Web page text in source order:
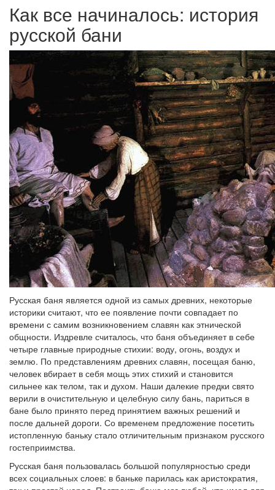
Как все начиналось: история
русской бани
Русская баня является одной из самых древних, некоторые
историки считают, что ее появление почти совпадает по
времени с самим возникновением славян как этнической
общности. Издревле считалось, что баня объединяет в себе
четыре главные природные стихии: воду, огонь, воздух и
землю. По представлениям древних славян, посещая баню,
человек вбирает в себя мощь этих стихий и становится
сильнее как телом, так и духом. Наши далекие предки свято
верили в очистительную и целебную силу бань, париться в
бане было принято перед принятием важных решений и
после дальней дороги. Со временем предложение посетить
истопленную баньку стало отличительным признаком русского
гостеприимства.
Русская баня пользовалась большой популярностью среди
всех социальных слоев: в баньке парилась как аристократия,